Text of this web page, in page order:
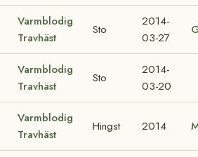
Varmblodig
Travhäst
Sto
2014-
03-27
Varmblodig
Travhäst
Sto
2014-
03-20
Varmblodig
Travhäst
Hingst 2014